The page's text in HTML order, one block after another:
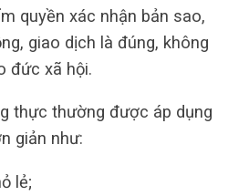
quyền xác nhận bản sao,
giao dịch là đúng, không
đức xã hội.
thực thường được áp dụng
giản như:
lẻ;